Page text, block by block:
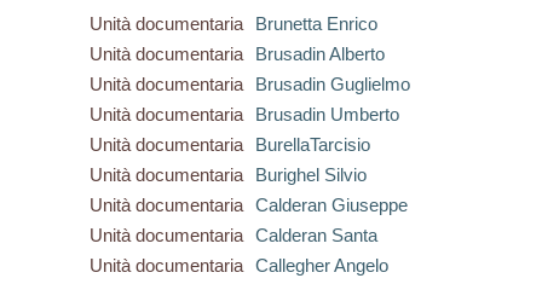
Unità documentaria
Brunetta Enrico
Unità documentaria
Brusadin Alberto
Unità documentaria
Brusadin Guglielmo
Unità documentaria
Brusadin Umberto
Unità documentaria
BurellaTarcisio
Unità documentaria
Burighel Silvio
Unità documentaria
Calderan Giuseppe
Unità documentaria
Calderan Santa
Unità documentaria
Callegher Angelo